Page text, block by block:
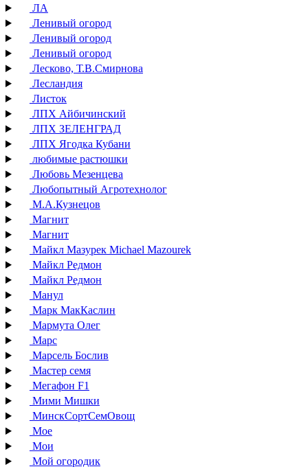
ЛА
Ленивый огород
Ленивый огород
Ленивый огород
Лесково, Т.В.Смирнова
Лесландия
Листок
ЛПХ Айбичинский
ЛПХ ЗЕЛЕНГРАД
ЛПХ Ягодка Кубани
любимые растюшки
Любовь Мезенцева
Любопытный Агротехнолог
М.А.Кузнецов
Магнит
Магнит
Майкл Мазурек Michael Mazourek
Майкл Редмон
Майкл Редмон
Манул
Марк МакКаслин
Мармута Олег
Марс
Марсель Бослив
Мастер семя
Мегафон F1
Мими Мишки
МинскСортСемОвощ
Мое
Мои
Мой огородик